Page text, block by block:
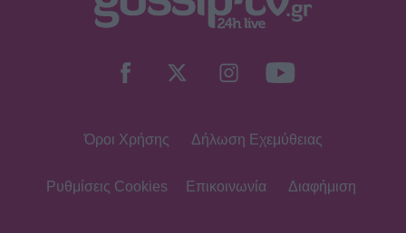
Όροι Χρήσης Δήλωση Εχεμύθειας
Ρυθμίσεις Cookies Επικοινωνία Διαφήμιση